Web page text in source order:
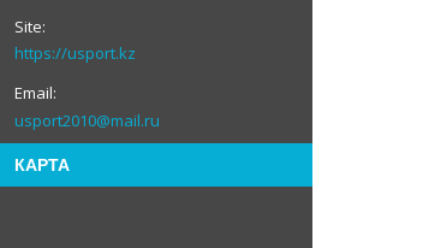
https://usport.kz
usport2010@mail.ru
КАРТА